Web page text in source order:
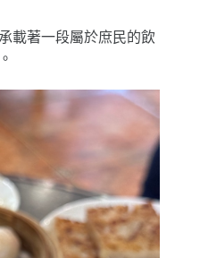
載著一段屬於庶民的飲